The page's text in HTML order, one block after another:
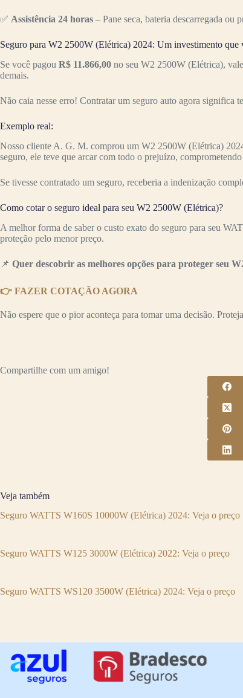
✅ Assistência 24 horas – Pane seca, bateria descarregada ou
Seguro para W2 2500W (Elétrica) 2024: Um investimento que
Se você pagou R$ 11.866,00 no seu W2 2500W (Elétrica),
demais.
Não caia nesse erro! Contratar um seguro auto agora significa
Exemplo real:
Nosso cliente A. G. M. comprou um W2 2500W (Elétrica)
seguro, ele teve que arcar com todo o prejuízo,
Se tivesse contratado um seguro, receberia a indenização
Como cotar o seguro ideal para seu W2 2500W (Elétrica)?
A melhor forma de saber o custo exato do seguro para seu
proteção pelo menor preço.
📌 Quer descobrir as melhores opções para proteger seu
👉 FAZER COTAÇÃO AGORA
Não espere que o pior aconteça para tomar uma decisão.
Compartilhe com um amigo!
Veja também
Seguro WATTS W160S 10000W (Elétrica) 2024: Veja o preço
Seguro WATTS W125 3000W (Elétrica) 2022: Veja o preço
Seguro WATTS WS120 3500W (Elétrica) 2024: Veja o preço